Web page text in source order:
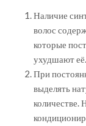
Наличие
волос
которые
ухудшают её.
При
выделять
количестве.